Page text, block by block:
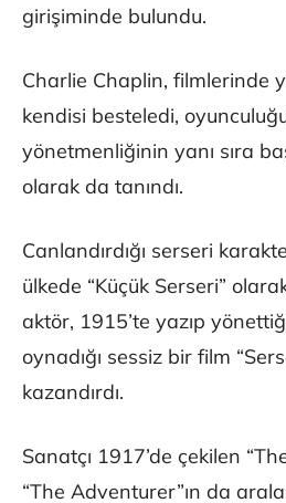
girişiminde bulundu.
Charlie Chaplin, filmlerinde
kendisi besteledi,
yönetmenliğinin yanı sıra
olarak da tanındı.
Canlandırdığı serseri
ülkede “Küçük Serseri”
aktör, 1915’te yazıp
oynadığı sessiz bir film
kazandırdı.
Sanatçı 1917’de çekilen
“The Adventurer”ın da